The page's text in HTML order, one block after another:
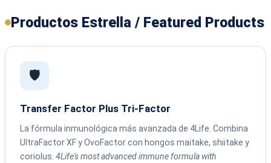
Productos Estrella / Featured Products
🛡️
Transfer Factor Plus Tri-Factor
La fórmula inmunológica más avanzada de 4Life. Combina
UltraFactor XF y OvoFactor con hongos maitake, shiitake y
coriolus. 4Life's most advanced immune formula with